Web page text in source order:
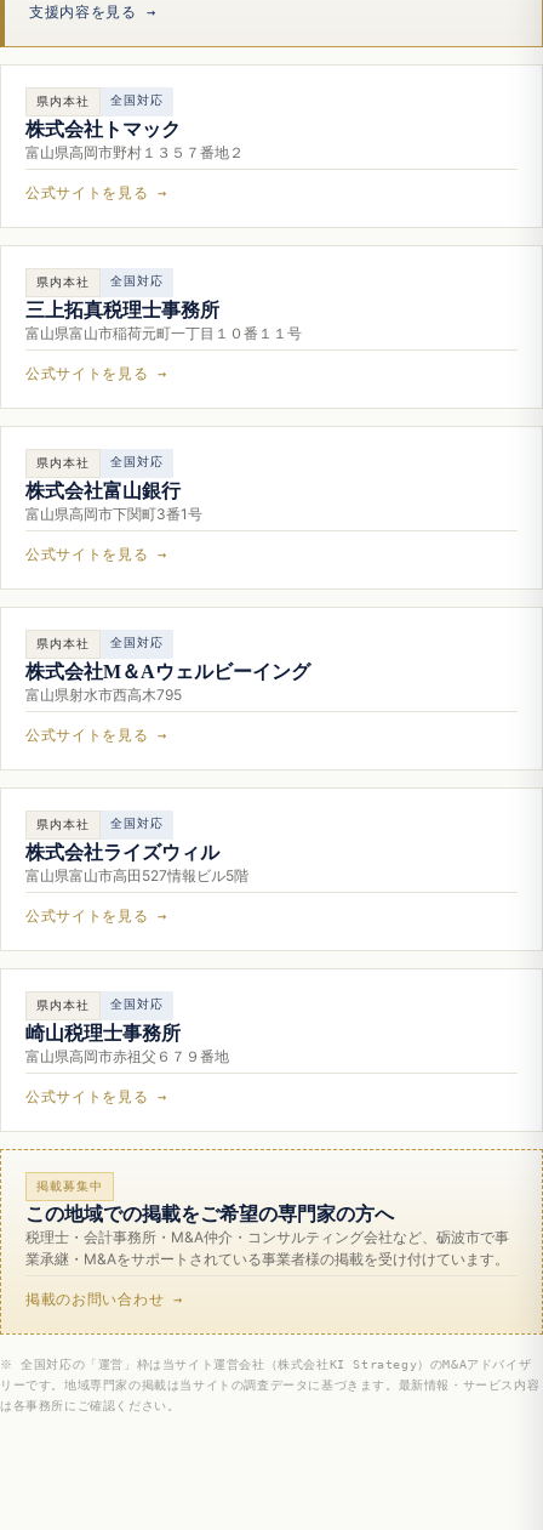
支援内容を見る →
県内本社 全国対応
株式会社トマック
富山県高岡市野村１３５７番地２
公式サイトを見る →
県内本社 全国対応
三上拓真税理士事務所
富山県富山市稲荷元町一丁目１０番１１号
公式サイトを見る →
県内本社 全国対応
株式会社富山銀行
富山県高岡市下関町3番1号
公式サイトを見る →
県内本社 全国対応
株式会社M＆Aウェルビーイング
富山県射水市西高木795
公式サイトを見る →
県内本社 全国対応
株式会社ライズウィル
富山県富山市高田527情報ビル5階
公式サイトを見る →
県内本社 全国対応
崎山税理士事務所
富山県高岡市赤祖父６７９番地
公式サイトを見る →
掲載募集中
この地域での掲載をご希望の専門家の方へ
税理士・会計事務所・M&A仲介・コンサルティング会社など、砺波市で事
業承継・M&Aをサポートされている事業者様の掲載を受け付けています。
掲載のお問い合わせ →
※ 全国対応の「運営」枠は当サイト運営会社（株式会社KI Strategy）のM&Aアドバイザ
リーです。地域専門家の掲載は当サイトの調査データに基づきます。最新情報・サービス内容
は各事務所にご確認ください。